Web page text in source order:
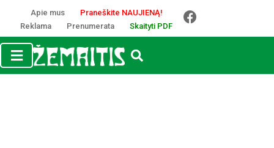
Apie mus
Praneškite NAUJIENĄ!
Reklama
Prenumerata Skaityti PDF